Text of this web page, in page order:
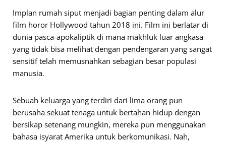
Implan rumah siput menjadi bagian penting dalam alur
film horor Hollywood tahun 2018 ini. Film ini berlatar di
dunia pasca-apokaliptik di mana makhluk luar angkasa
yang tidak bisa melihat dengan pendengaran yang sangat
sensitif telah memusnahkan sebagian besar populasi
manusia.
Sebuah keluarga yang terdiri dari lima orang pun
berusaha sekuat tenaga untuk bertahan hidup dengan
bersikap setenang mungkin, mereka pun menggunakan
bahasa isyarat Amerika untuk berkomunikasi. Nah,